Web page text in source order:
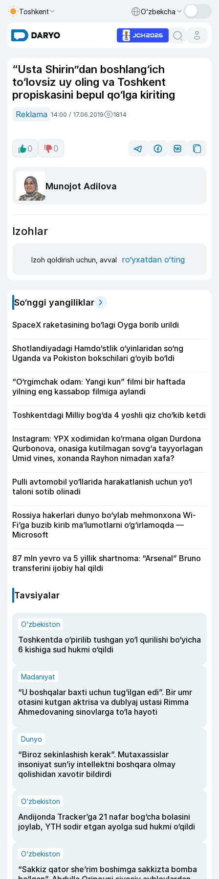
Toshkent O‘zbekcha
“Usta Shirin”dan boshlang‘ich
to‘lovsiz uy oling va Toshkent
propiskasini bepul qo‘lga kiriting
Reklama 14:00 / 17.06.2019 1814
0 0
Munojot Adilova
Izohlar
Izoh qoldirish uchun, avval ro‘yxatdan o‘ting
So‘nggi yangiliklar
SpaceX raketasining bo‘lagi Oyga borib urildi
Shotlandiyadagi Hamdo‘stlik o‘yinlaridan so‘ng
Uganda va Pokiston bokschilari g‘oyib bo‘ldi
“O‘rgimchak odam: Yangi kun” filmi bir haftada
yilning eng kassabop filmiga aylandi
Toshkentdagi Milliy bog‘da 4 yoshli qiz cho‘kib ketdi
Instagram: YPX xodimidan ko‘rmana olgan Durdona
Qurbonova, onasiga kutilmagan sovg‘a tayyorlagan
Umid vines, xonanda Rayhon nimadan xafa?
Pulli avtomobil yo‘llarida harakatlanish uchun yo‘l
taloni sotib olinadi
Rossiya hakerlari dunyo bo‘ylab mehmonxona Wi-
Fi’ga buzib kirib ma’lumotlarni o‘g‘irlamoqda —
Microsoft
87 mln yevro va 5 yillik shartnoma: “Arsenal” Bruno
transferini ijobiy hal qildi
Tavsiyalar
O‘zbekiston
Toshkentda o‘pirilib tushgan yo‘l qurilishi bo‘yicha
6 kishiga sud hukmi o‘qildi
Madaniyat
“U boshqalar baxti uchun tug‘ilgan edi”. Bir umr
otasini kutgan aktrisa va dublyaj ustasi Rimma
Ahmedovaning sinovlarga to‘la hayoti
Dunyo
“Biroz sekinlashish kerak”. Mutaxassislar
insoniyat sun’iy intellektni boshqara olmay
qolishidan xavotir bildirdi
O‘zbekiston
Andijonda Tracker’ga 21 nafar bog‘cha bolasini
joylab, YTH sodir etgan ayolga sud hukmi o‘qildi
O‘zbekiston
“Sakkiz qator she’rim boshimga sakkizta bomba